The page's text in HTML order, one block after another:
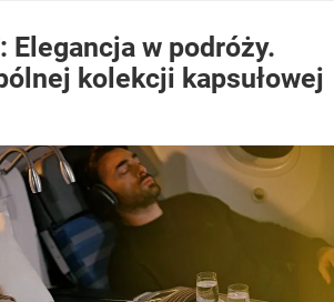
Elegancja w podróży.
kolekcji kapsułowej